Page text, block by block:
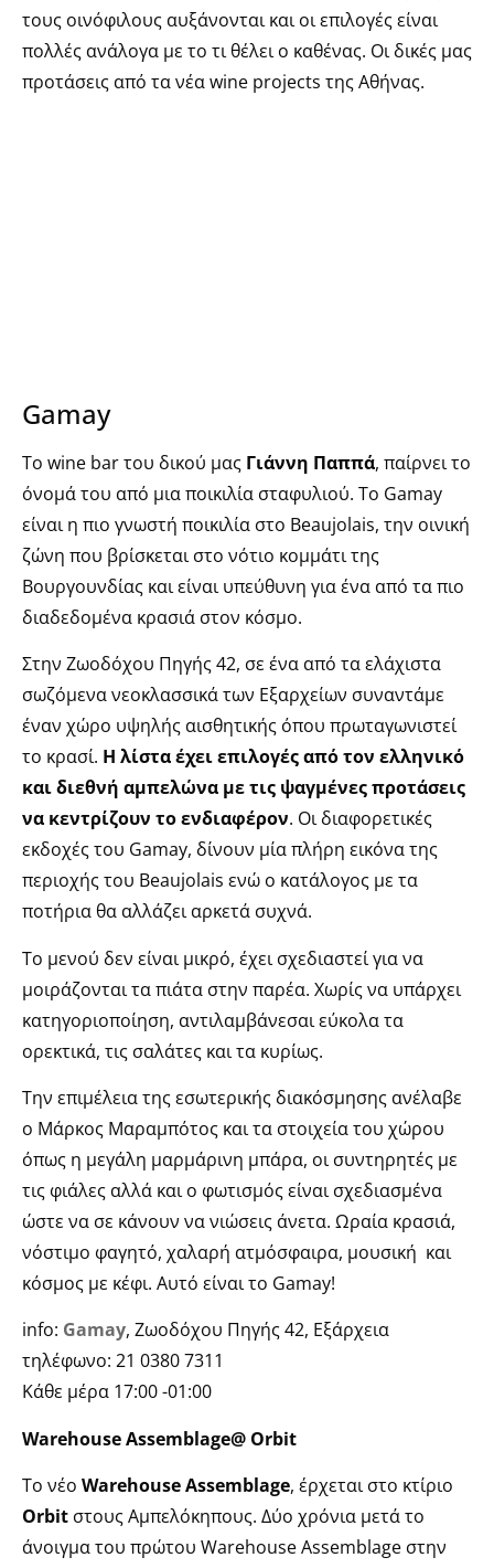
τους οινόφιλους αυξάνονται και οι επιλογές είναι
πολλές ανάλογα με το τι θέλει ο καθένας. Οι δικές μας
προτάσεις από τα νέα wine projects της Αθήνας.
Gamay
Το wine bar του δικού μας Γιάννη Παππά, παίρνει το
όνομά του από μια ποικιλία σταφυλιού. Το Gamay
είναι η πιο γνωστή ποικιλία στο Beaujolais, την οινική
ζώνη που βρίσκεται στο νότιο κομμάτι της
Βουργουνδίας και είναι υπεύθυνη για ένα από τα πιο
διαδεδομένα κρασιά στον κόσμο.
Στην Ζωοδόχου Πηγής 42, σε ένα από τα ελάχιστα
σωζόμενα νεοκλασσικά των Εξαρχείων συναντάμε
έναν χώρο υψηλής αισθητικής όπου πρωταγωνιστεί
το κρασί. Η λίστα έχει επιλογές από τον ελληνικό
και διεθνή αμπελώνα με τις ψαγμένες προτάσεις
να κεντρίζουν το ενδιαφέρον. Οι διαφορετικές
εκδοχές του Gamay, δίνουν μία πλήρη εικόνα της
περιοχής του Beaujolais ενώ ο κατάλογος με τα
ποτήρια θα αλλάζει αρκετά συχνά.
Το μενού δεν είναι μικρό, έχει σχεδιαστεί για να
μοιράζονται τα πιάτα στην παρέα. Χωρίς να υπάρχει
κατηγοριοποίηση, αντιλαμβάνεσαι εύκολα τα
ορεκτικά, τις σαλάτες και τα κυρίως.
Την επιμέλεια της εσωτερικής διακόσμησης ανέλαβε
ο Μάρκος Μαραμπότος και τα στοιχεία του χώρου
όπως η μεγάλη μαρμάρινη μπάρα, οι συντηρητές με
τις φιάλες αλλά και ο φωτισμός είναι σχεδιασμένα
ώστε να σε κάνουν να νιώσεις άνετα. Ωραία κρασιά,
νόστιμο φαγητό, χαλαρή ατμόσφαιρα, μουσική και
κόσμος με κέφι. Αυτό είναι το Gamay!
info: Gamay, Ζωοδόχου Πηγής 42, Εξάρχεια
τηλέφωνο: 21 0380 7311
Κάθε μέρα 17:00 -01:00
Warehouse Assemblage@ Orbit
Το νέο Warehouse Assemblage, έρχεται στο κτίριο
Orbit στους Αμπελόκηπους. Δύο χρόνια μετά το
άνοιγμα του πρώτου Warehouse Assemblage στην